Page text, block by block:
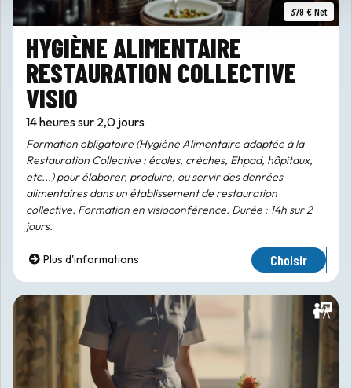
379 € Net
HYGIÈNE ALIMENTAIRE
RESTAURATION COLLECTIVE
VISIO
14 heures sur 2,0 jours
Formation obligatoire (Hygiène Alimentaire adaptée à la
Restauration Collective : écoles, crèches, Ehpad, hôpitaux,
etc...) pour élaborer, produire, ou servir des denrées
alimentaires dans un établissement de restauration
collective. Formation en visioconférence. Durée : 14h sur 2
jours.
Plus d'informations Choisir